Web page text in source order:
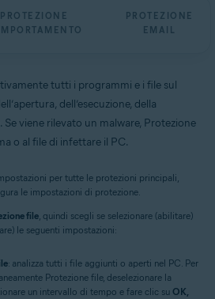
PROTEZIONE
PROTEZIONE
EMAIL
tutti i programmi e i file sul
dell’esecuzione, della
viene rilevato un malware, Protezione
o al file di infettare il PC.
per tutte le protezioni principali,
le impostazioni di protezione.
file, quindi scegli se selezionare (abilitare)
le seguenti impostazioni:
: analizza tutti i file aggiunti o aperti nel PC. Per
Protezione file, deselezionare la
un intervallo di tempo e fare clic su OK,